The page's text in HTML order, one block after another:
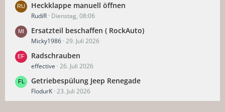
Heckklappe manuell öffnen
RudiR Dienstag, 08:06
Ersatzteil beschaffen ( RockAuto)
Micky1986 29. Juli 2026
Radschrauben
effective 26. Juli 2026
Getriebespülung Jeep Renegade
FlodurK 23. Juli 2026